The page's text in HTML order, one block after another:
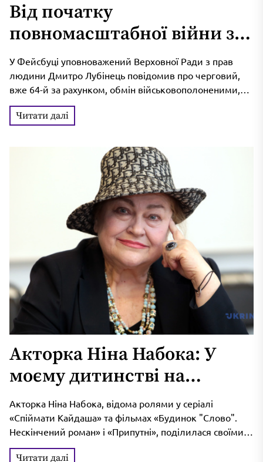
Від початку
повномасштабної війни з
російського полону
повернули понад 4 757
українців
У Фейсбуці уповноважений Верховної Ради з прав
людини Дмитро Лубінець повідомив про черговий,
вже 64-й за рахунком, обмін військовополоненими,
що відбувся 6 травня. Багато з...
Читати далі
Акторка Ніна Набока: У
моєму дитинстві на
Донбасі говорили
українською
Акторка Ніна Набока, відома ролями у серіалі
«Спіймати Кайдаша» та фільмах «Будинок "Слово".
Нескінчений роман» і «Припутні», поділилася своїми
спогадами про життя в українському Донбасі...
Читати далі